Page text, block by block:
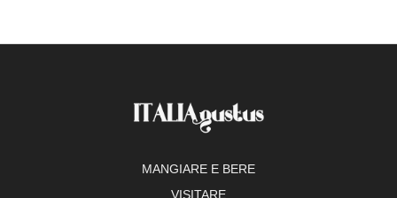
MANGIARE E BERE
VISITARE